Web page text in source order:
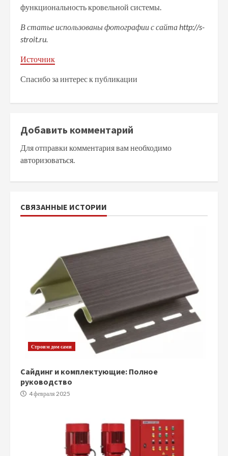
функциональность кровельной системы.
В статье использованы фотографии с сайтаhttp://s-
stroit.ru.
Источник
Спасибо за интерес к публикации
Добавить комментарий
Для отправки комментария вам необходимо
авторизоваться.
СВЯЗАННЫЕ ИСТОРИИ
Строим дом сами
Сайдинг и комплектующие: Полное
руководство
4 февраля 2025